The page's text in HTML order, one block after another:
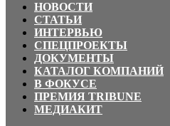
НОВОСТИ
СТАТЬИ
ИНТЕРВЬЮ
СПЕЦПРОЕКТЫ
ДОКУМЕНТЫ
КАТАЛОГ КОМПАНИЙ
В ФОКУСЕ
ПРЕМИЯ TRIBUNE
МЕДИАКИТ